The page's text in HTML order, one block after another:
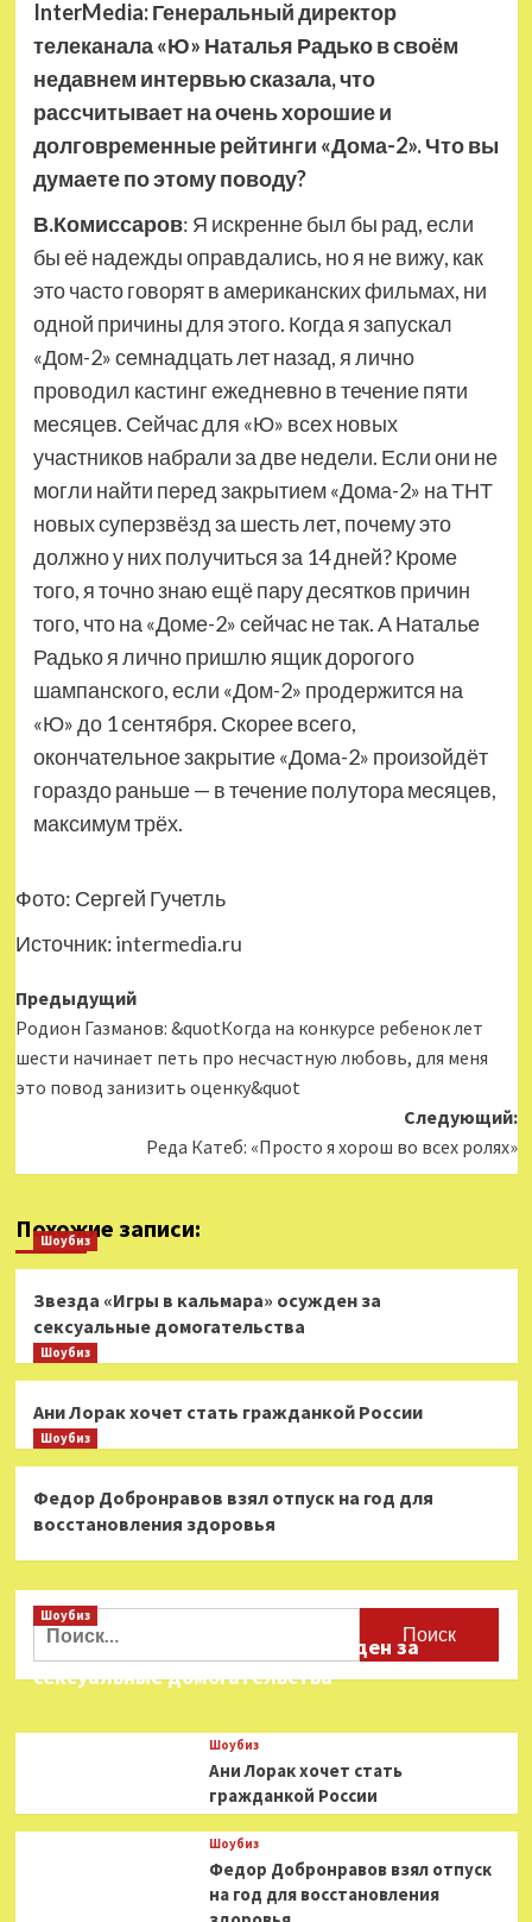
InterMedia: Генеральный директор
телеканала «Ю» Наталья Радько в своём
недавнем интервью сказала, что
рассчитывает на очень хорошие и
долговременные рейтинги «Дома-2». Что вы
думаете по этому поводу?
В.Комиссаров: Я искренне был бы рад, если
бы её надежды оправдались, но я не вижу, как
это часто говорят в американских фильмах, ни
одной причины для этого. Когда я запускал
«Дом-2» семнадцать лет назад, я лично
проводил кастинг ежедневно в течение пяти
месяцев. Сейчас для «Ю» всех новых
участников набрали за две недели. Если они не
могли найти перед закрытием «Дома-2» на ТНТ
новых суперзвёзд за шесть лет, почему это
должно у них получиться за 14 дней? Кроме
того, я точно знаю ещё пару десятков причин
того, что на «Доме-2» сейчас не так. А Наталье
Радько я лично пришлю ящик дорогого
шампанского, если «Дом-2» продержится на
«Ю» до 1 сентября. Скорее всего,
окончательное закрытие «Дома-2» произойдёт
гораздо раньше — в течение полутора месяцев,
максимум трёх.
Фото: Сергей Гучетль
Источник:intermedia.ru
Навигация
записи
Предыдущий
Родион Газманов: &quotКогда на конкурсе ребенок лет
шести начинает петь про несчастную любовь, для меня
это повод занизить оценку&quot
Следующий:
Реда Катеб: «Просто я хорош во всех ролях»
Похожие записи:
Шоубиз
Звезда «Игры в кальмара» осужден за
сексуальные домогательства
Шоубиз
Ани Лорак хочет стать гражданкой России
Шоубиз
Федор Добронравов взял отпуск на год для
восстановления здоровья
Найти:
Шоубиз
Звезда «Игры в кальмара» осужден за
сексуальные домогательства
Шоубиз
Ани Лорак хочет стать
гражданкой России
Шоубиз
Федор Добронравов взял отпуск
на год для восстановления